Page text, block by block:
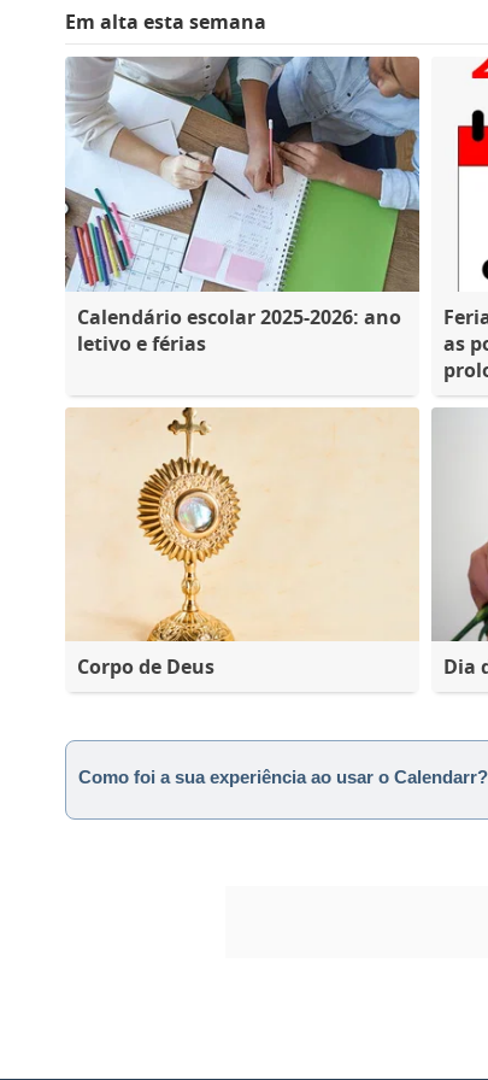
Em alta esta semana
Calendário escolar 2025-2026: ano
letivo e férias
as
Corpo de Deus Dia
Como foi a sua experiência ao usar o Calendarr?